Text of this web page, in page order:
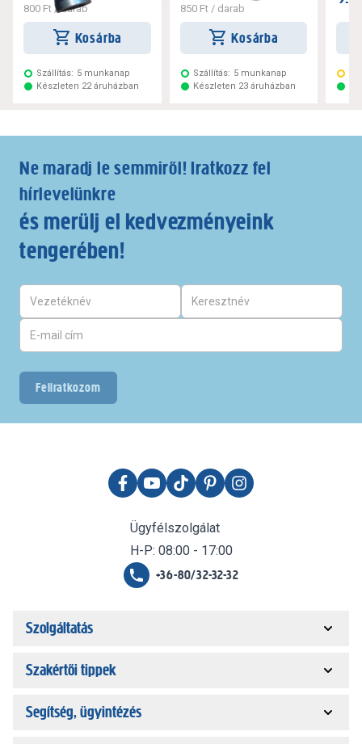
800 Ft / darab
Kosárba
Szállítás: 5 munkanap
Készleten 22 áruházban
850 Ft/ darab
Kosárba
Szállítás: 5 munkanap
Készleten 23 áruházban
Ne maradj le semmiről! Iratkozz fel
hírlevelünkre
és merülj el kedvezményeink
tengerében!
Feliratkozom
Ügyfélszolgálat
H-P: 08:00 - 17:00
+36-80/32-32-32
Szolgáltatás
Szakértői tippek
Segítség, ügyintézés